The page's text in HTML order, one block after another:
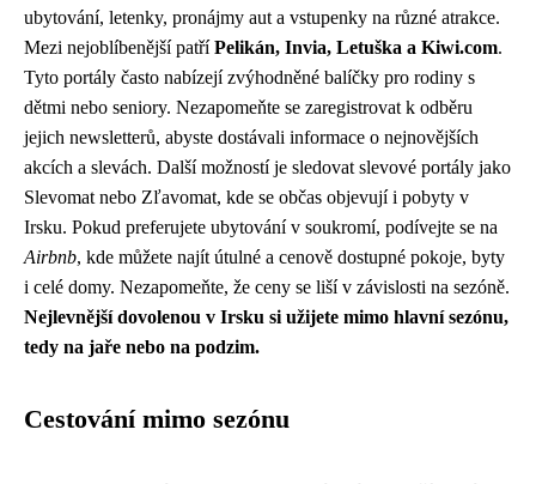
ubytování, letenky, pronájmy aut a vstupenky na různé atrakce.
Mezi nejoblíbenější patříPelikán, Invia, Letuška a Kiwi.com.
Tyto portály často nabízejí zvýhodněné balíčky pro rodiny s
dětmi nebo seniory. Nezapomeňte se zaregistrovat k odběru
jejich newsletterů, abyste dostávali informace o nejnovějších
akcích a slevách. Další možností je sledovat slevové portály jako
Slevomat nebo Zľavomat, kde se občas objevují i pobyty v
Irsku. Pokud preferujete ubytování v soukromí, podívejte se na
Airbnb, kde můžete najít útulné a cenově dostupné pokoje, byty
i celé domy. Nezapomeňte, že ceny se liší v závislosti na sezóně.
Nejlevnější dovolenou v Irsku si užijete mimo hlavní sezónu,
tedy na jaře nebo na podzim.
Cestování mimo sezónu